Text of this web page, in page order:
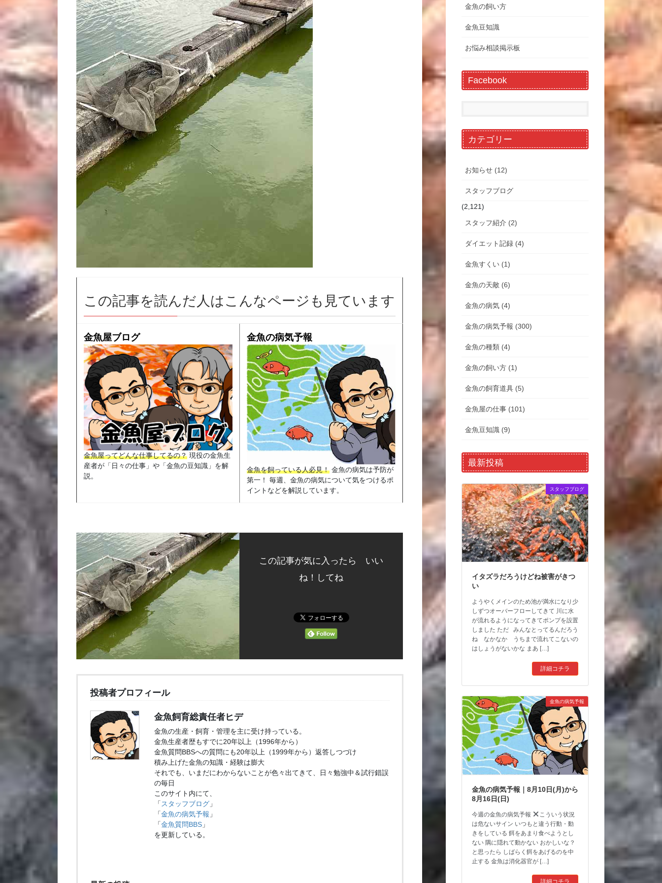
この記事を読んだ人はこんなページも見ています
金魚屋ブログ
金魚屋ってどんな仕事してるの？ 現役の金魚生
産者が「日々の仕事」や「金魚の豆知識」を解
説。
金魚の病気予報
金魚を飼っている人必見！ 金魚の病気は予防が
第一！ 毎週、金魚の病気について気をつけるポ
イントなどを解説しています。
この記事が気に入ったら いい
ね！してね
投稿者プロフィール
金魚飼育総責任者ヒデ
金魚の生産・飼育・管理を主に受け持っている。
金魚生産者歴もすでに20年以上（1996年から）
金魚質問BBSへの質問にも20年以上（1999年から）返答しつづけ
積み上げた金魚の知識・経験は膨大
それでも、いまだにわからないことが色々出てきて、日々勉強中＆試行錯誤
の毎日
このサイト内にて、
「スタッフブログ 」
「金魚の病気予報 」
「金魚質問BBS 」
を更新している。
金魚の飼い方
金魚豆知識
お悩み相談掲示板
Facebook
カテゴリー
お知らせ (12)
スタッフブログ
(2,121)
スタッフ紹介 (2)
ダイエット記録 (4)
金魚すくい (1)
金魚の天敵 (6)
金魚の病気 (4)
金魚の病気予報 (300)
金魚の種類 (4)
金魚の飼い方 (1)
金魚の飼育道具 (5)
金魚屋の仕事 (101)
金魚豆知識 (9)
最新投稿
スタッフブログ
イタズラだろうけどね被害がきつ
い
ようやくメインのため池が満水になり少
しずつオーバーフローしてきて 川に水
が流れるようになってきてポンプを設置
しました ただ みんなとってるんだろう
ね なかなか うちまで流れてこないの
はしょうがないかな まあ […]
詳細コチラ
金魚の病気予報
金魚の病気予報｜8月10日(月)から
8月16日(日)
今週の金魚の病気予報
こういう状況
は危ないサイン いつもと違う行動・動
きをしている 餌をあまり食べようとし
ない 隅に隠れて動かない おかしいな？
と思ったら しばらく餌をあげるのを中
止する 金魚は消化器官が […]
詳細コチラ